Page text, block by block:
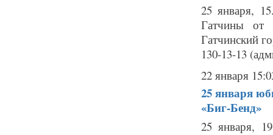
25 января,
Гатчины от
Гатчинский
130-13-13
22 января
25 января
«Биг-Бенд»
25 января,